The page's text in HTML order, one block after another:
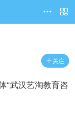


 关注
“武汉艺淘教育咨